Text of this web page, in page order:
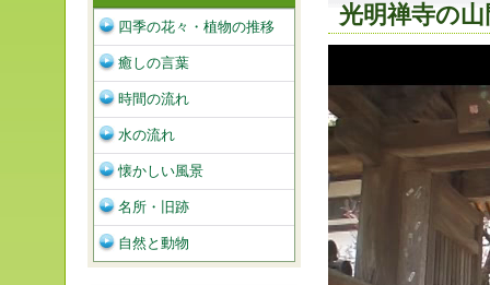
光明禅寺の
四季の花々・植物の推移
癒しの言葉
時間の流れ
水の流れ
懐かしい風景
名所・旧跡
自然と動物